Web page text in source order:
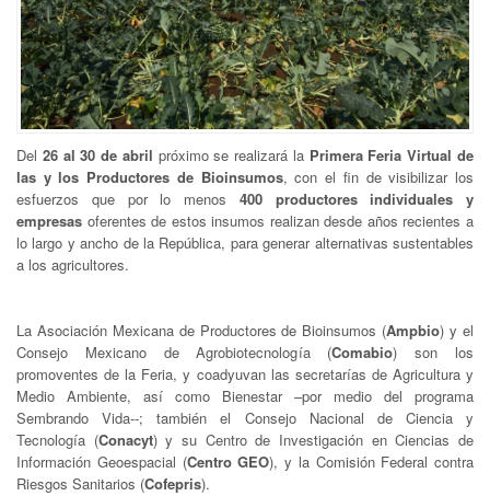
Del 26 al 30 de abril próximo se realizará la Primera Feria Virtual de
las y los Productores de Bioinsumos, con el fin de visibilizar los
esfuerzos que por lo menos 400 productores individuales y
empresas oferentes de estos insumos realizan desde años recientes a
lo largo y ancho de la República, para generar alternativas sustentables
a los agricultores.
La Asociación Mexicana de Productores de Bioinsumos (Ampbio) y el
Consejo Mexicano de Agrobiotecnología (Comabio) son los
promoventes de la Feria, y coadyuvan las secretarías de Agricultura y
Medio Ambiente, así como Bienestar –por medio del programa
Sembrando Vida--; también el Consejo Nacional de Ciencia y
Tecnología (Conacyt) y su Centro de Investigación en Ciencias de
Información Geoespacial (Centro GEO), y la Comisión Federal contra
Riesgos Sanitarios (Cofepris).